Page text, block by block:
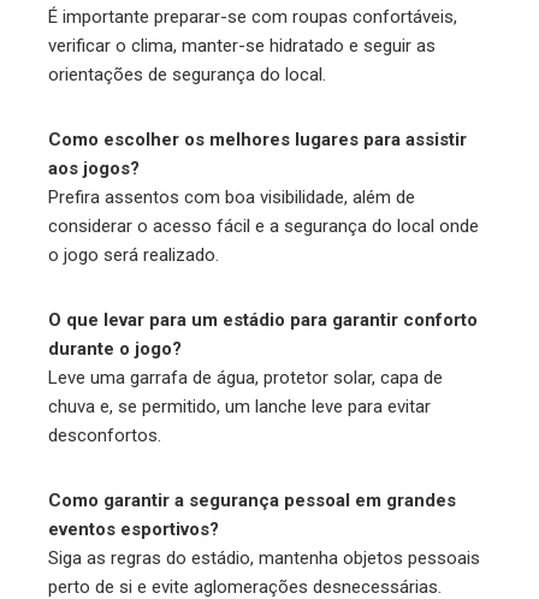
É importante preparar-se com roupas confortáveis,
verificar o clima, manter-se hidratado e seguir as
orientações de segurança do local.
Como escolher os melhores lugares para assistir
aos jogos?
Prefira assentos com boa visibilidade, além de
considerar o acesso fácil e a segurança do local onde
o jogo será realizado.
O que levar para um estádio para garantir conforto
durante o jogo?
Leve uma garrafa de água, protetor solar, capa de
chuva e, se permitido, um lanche leve para evitar
desconfortos.
Como garantir a segurança pessoal em grandes
eventos esportivos?
Siga as regras do estádio, mantenha objetos pessoais
perto de si e evite aglomerações desnecessárias.